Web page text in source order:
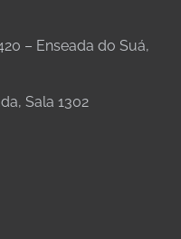
– Enseada do Suá,
Sala 1302